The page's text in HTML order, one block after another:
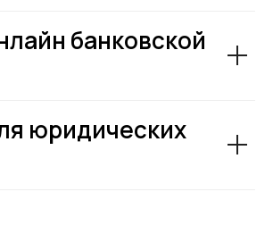
банковской
юридических